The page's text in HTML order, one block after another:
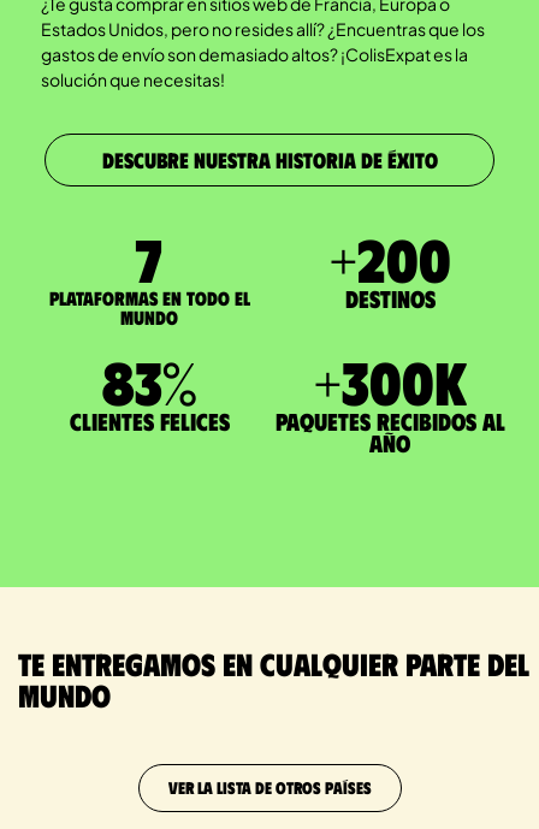
Estados Unidos, pero no resides allí? ¿Encuentras que los
gastos de envío son demasiado altos? ¡ColisExpat es la
solución que necesitas!
DESCUBRE NUESTRA HISTORIA DE ÉXITO
7
Plataformas en todo el
mundo
+200
Destinos
83%
Clientes felices
+300K
paquetes recibidos al
año
Te entregamos en cualquier parte del
mundo
VER LA LISTA DE OTROS PAÍSES